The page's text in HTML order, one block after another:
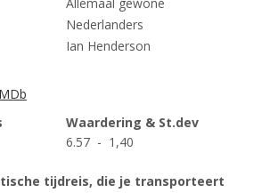
Nederlanders
Ian Henderson
Waardering & St.dev
6.57 - 1,40
tijdreis, die je transporteert